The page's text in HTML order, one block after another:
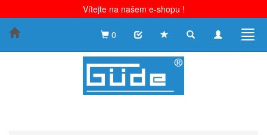
Vítejte na našem e-shopu !
Toggle
Toggle
0